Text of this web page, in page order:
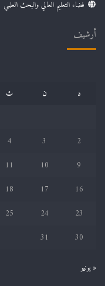
فضاء التعليم العالي والبحث العلمي
أرشيف
د
ن ث
2
3
4
9
10
11
16
17
18
23
24
25
30
31
« يونيو